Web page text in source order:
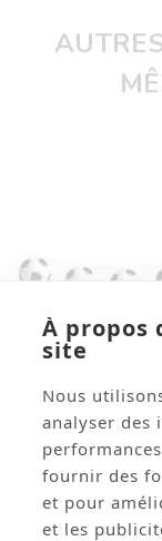
 
Guirlande 15
Ballons De Foot
Cm) /
À propos
site
Nous
analyser des
fournir des
et pour
et les